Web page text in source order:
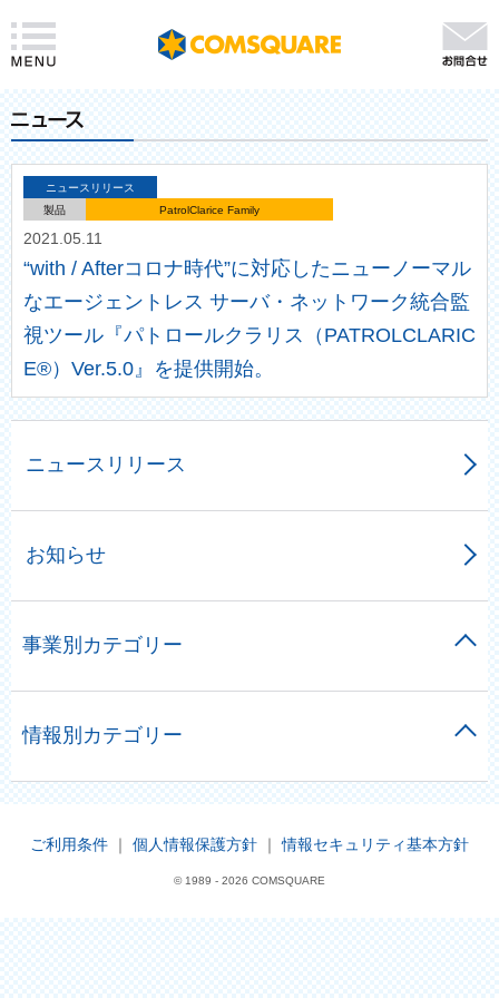
ニュースリリース
製品
PatrolClarice Family
2021.05.11
“with / Afterコロナ時代”に対応したニューノーマル
なエージェントレス サーバ・ネットワーク統合監
視ツール『パトロールクラリス（PATROLCLARIC
E®）Ver.5.0』を提供開始。
ニュースリリース
お知らせ
事業別カテゴリー
情報別カテゴリー
ご利用条件 ｜ 個人情報保護方針 ｜情報セキュリティ基本方針
© 1989 - 2026 COMSQUARE